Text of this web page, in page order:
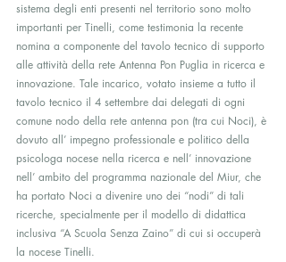
sistema degli enti presenti nel territorio sono molto
importanti per Tinelli, come testimonia la recente
nomina a componente del tavolo tecnico di supporto
alle attività della rete Antenna Pon Puglia in ricerca e
innovazione. Tale incarico, votato insieme a tutto il
tavolo tecnico il 4 settembre dai delegati di ogni
comune nodo della rete antenna pon (tra cui Noci), è
dovuto all’ impegno professionale e politico della
psicologa nocese nella ricerca e nell’ innovazione
nell’ ambito del programma nazionale del Miur, che
ha portato Noci a divenire uno dei “nodi” di tali
ricerche, specialmente per il modello di didattica
inclusiva “A Scuola Senza Zaino” di cui si occuperà
la nocese Tinelli.